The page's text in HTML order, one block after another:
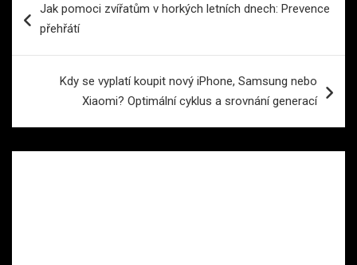
proJak pomoci zvířatům v horkých letních dnech: Prevence
přehřátí
Kdy se vyplatí koupit nový iPhone, Samsung nebo
Xiaomi? Optimální cyklus a srovnání generací